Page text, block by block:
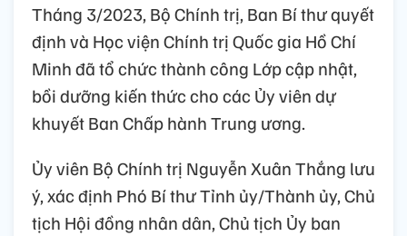
Tháng 3/2023, Bộ Chính trị, Ban Bí thư quyết
định và Học viện Chính trị Quốc gia Hồ Chí
Minh đã tổ chức thành công Lớp cập nhật,
bồi dưỡng kiến thức cho các Ủy viên dự
khuyết Ban Chấp hành Trung ương.
Ủy viên Bộ Chính trị Nguyễn Xuân Thắng lưu
ý, xác định Phó Bí thư Tỉnh ủy/Thành ủy, Chủ
tịch Hội đồng nhân dân, Chủ tịch Ủy ban